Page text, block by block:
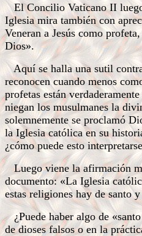
El Concilio Vaticano II
Iglesia mira también con
Veneran a Jesús como
Dios».
Aquí se halla una sutil
reconocen cuando menos
profetas están
niegan los musulmanes la
solemnemente se proclamó
la Iglesia católica en su
¿cómo puede esto
Luego viene la afirmación
documento: «La Iglesia
estas religiones hay de santo
¿Puede haber algo de
de dioses falsos o en la